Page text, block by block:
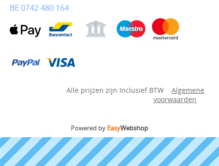
BE 0742 480 164
Alle prijzen zijn Inclusief BTW
Algemene
voorwaarden
Powered by EasyWebshop